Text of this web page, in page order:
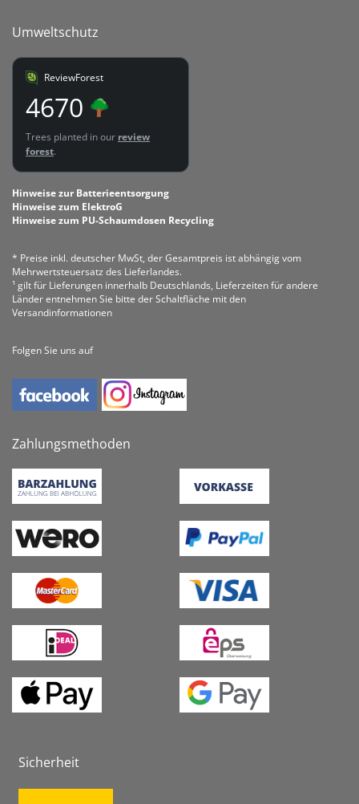
Umweltschutz
ReviewForest
4670
Trees planted in our review
forest.
Hinweise zur Batterieentsorgung
Hinweise zum ElektroG
Hinweise zum PU-Schaumdosen Recycling
* Preise inkl. deutscher MwSt, der Gesamtpreis ist abhängig vom
Mehrwertsteuersatz des Lieferlandes.
¹ gilt für Lieferungen innerhalb Deutschlands, Lieferzeiten für andere
Länder entnehmen Sie bitte der Schaltfläche mit den
Versandinformationen
Folgen Sie uns auf
Zahlungsmethoden
Sicherheit